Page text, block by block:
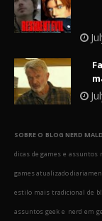
SOBRE O BLOG NERD
dicas de games e assuntos
games atualizado
estilo mais tradicional de
assuntos geek e nerd em